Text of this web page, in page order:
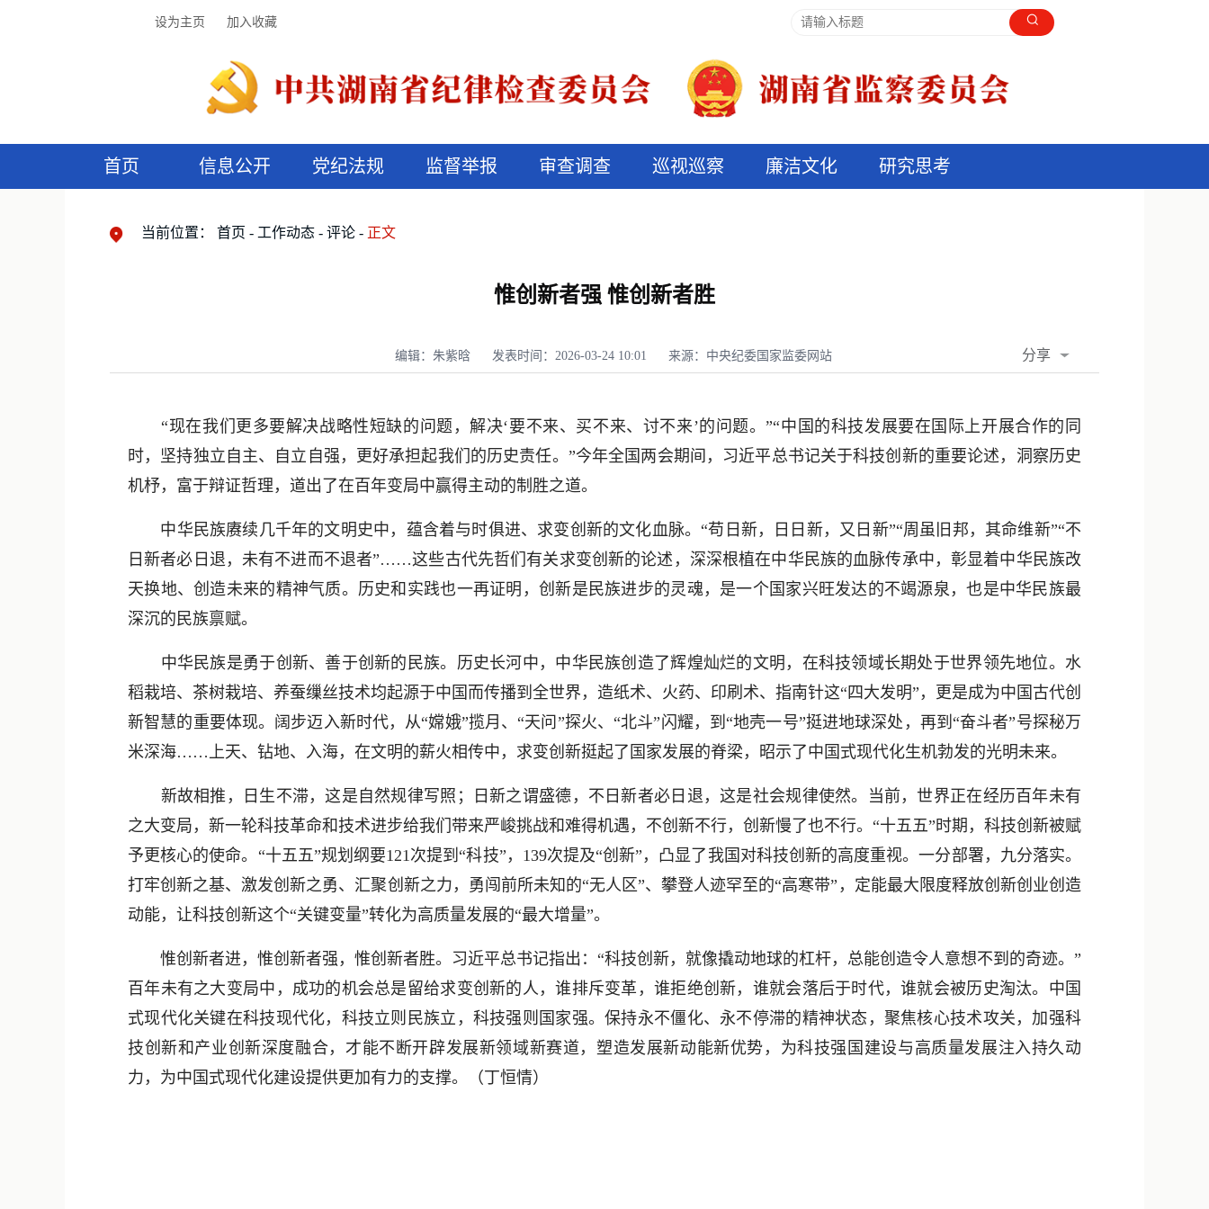
设为主页 加入收藏
首页 信息公开 党纪法规 监督举报 审查调查 巡视巡察 廉洁文化 研究思考
当前位置： 首页 工作动态 评论 正文
惟创新者强 惟创新者胜
编辑：朱紫晗 发表时间：2026-03-24 10:01 来源：中央纪委国家监委网站 分享
新浪微博
QQ
“现在我们更多要解决战略性短缺的问题，解决‘要不来、买不来、讨不来’的问题。”“中国的科技发展要在国际上开展合作的同
时，坚持独立自主、自立自强，更好承担起我们的历史责任。”今年全国两会期间，习近平总书记关于科技创新的重要论述，洞察历史
机杼，富于辩证哲理，道出了在百年变局中赢得主动的制胜之道。
中华民族赓续几千年的文明史中，蕴含着与时俱进、求变创新的文化血脉。“苟日新，日日新，又日新”“周虽旧邦，其命维新”“不
日新者必日退，未有不进而不退者”……这些古代先哲们有关求变创新的论述，深深根植在中华民族的血脉传承中，彰显着中华民族改
天换地、创造未来的精神气质。历史和实践也一再证明，创新是民族进步的灵魂，是一个国家兴旺发达的不竭源泉，也是中华民族最
深沉的民族禀赋。
中华民族是勇于创新、善于创新的民族。历史长河中，中华民族创造了辉煌灿烂的文明，在科技领域长期处于世界领先地位。水
稻栽培、茶树栽培、养蚕缫丝技术均起源于中国而传播到全世界，造纸术、火药、印刷术、指南针这“四大发明”，更是成为中国古代创
新智慧的重要体现。阔步迈入新时代，从“嫦娥”揽月、“天问”探火、“北斗”闪耀，到“地壳一号”挺进地球深处，再到“奋斗者”号探秘万
米深海……上天、钻地、入海，在文明的薪火相传中，求变创新挺起了国家发展的脊梁，昭示了中国式现代化生机勃发的光明未来。
新故相推，日生不滞，这是自然规律写照；日新之谓盛德，不日新者必日退，这是社会规律使然。当前，世界正在经历百年未有
之大变局，新一轮科技革命和技术进步给我们带来严峻挑战和难得机遇，不创新不行，创新慢了也不行。“十五五”时期，科技创新被赋
予更核心的使命。“十五五”规划纲要121次提到“科技”，139次提及“创新”，凸显了我国对科技创新的高度重视。一分部署，九分落实。
打牢创新之基、激发创新之勇、汇聚创新之力，勇闯前所未知的“无人区”、攀登人迹罕至的“高寒带”，定能最大限度释放创新创业创造
动能，让科技创新这个“关键变量”转化为高质量发展的“最大增量”。
惟创新者进，惟创新者强，惟创新者胜。习近平总书记指出：“科技创新，就像撬动地球的杠杆，总能创造令人意想不到的奇迹。”
百年未有之大变局中，成功的机会总是留给求变创新的人，谁排斥变革，谁拒绝创新，谁就会落后于时代，谁就会被历史淘汰。中国
式现代化关键在科技现代化，科技立则民族立，科技强则国家强。保持永不僵化、永不停滞的精神状态，聚焦核心技术攻关，加强科
技创新和产业创新深度融合，才能不断开辟发展新领域新赛道，塑造发展新动能新优势，为科技强国建设与高质量发展注入持久动
力，为中国式现代化建设提供更加有力的支撑。（丁恒情）